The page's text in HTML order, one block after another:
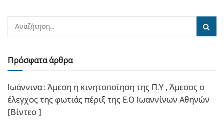
Πρόσφατα άρθρα
Ιωάννινα : Άμεση η κινητοποίηση της Π.Υ , Άμεσος ο
έλεγχος της φωτιάς πέριξ της Ε.Ο Ιωαννίνων Αθηνών
[Βίντεο ]